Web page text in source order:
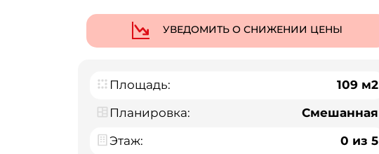
УВЕДОМИТЬ О СНИЖЕНИИ ЦЕНЫ
Площадь:
109 м2
Планировка:
Смешанная
Этаж:
0 из 5